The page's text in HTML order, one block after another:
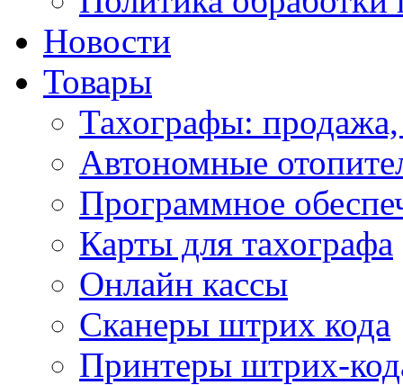
Новости
Товары
Тахографы:
Автономные
Программное
Карты для тахографа
Онлайн кассы
Сканеры штрих кода
Принтеры штрих-